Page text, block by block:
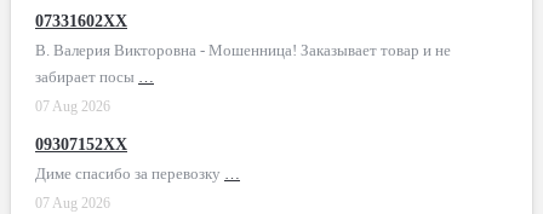
07331602XX
В. Валерия Викторовна - Мошенница! Заказывает товар и не
забирает посы …
07 Aug 2026
09307152XX
Диме спасибо за перевозку …
07 Aug 2026